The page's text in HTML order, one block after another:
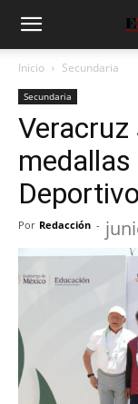
Inicio Secundaria
Secundaria
Por Redacción -